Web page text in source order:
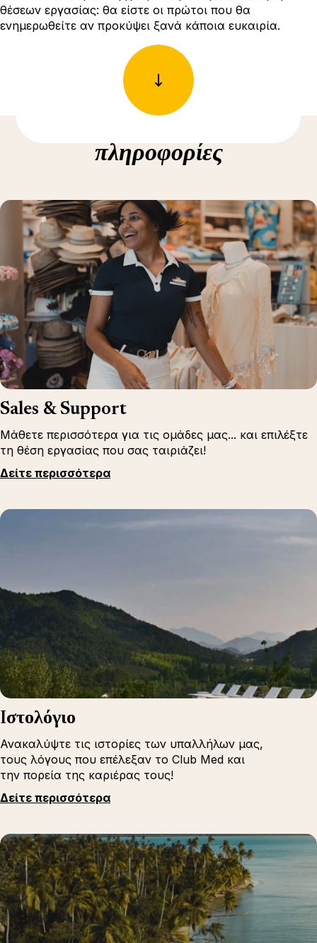
θέσεων εργασίας: θα είστε οι πρώτοι που θα
ενημερωθείτε αν προκύψει ξανά κάποια ευκαιρία.
πληροφορίες
Sales & Support
Μάθετε περισσότερα για τις ομάδες μας... και επιλέξτε
τη θέση εργασίας που σας ταιριάζει!
Δείτε περισσότερα
Iστολόγιο
Ανακαλύψτε τις ιστορίες των υπαλλήλων μας,
τους λόγους που επέλεξαν το Club Med και
την πορεία της καριέρας τους!
Δείτε περισσότερα